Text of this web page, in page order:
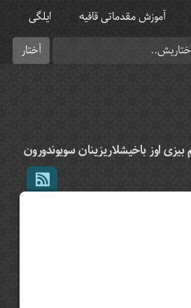
آموزش مقدماتی قافیه ایلگی
بیزی اوز باخیشلاریزینان سویوندورون